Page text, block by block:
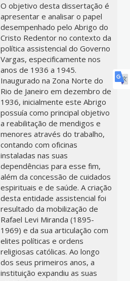
O objetivo desta dissertação é
apresentar e analisar o papel
desempenhado pelo Abrigo do
Cristo Redentor no contexto da
política assistencial do Governo
Vargas, especificamente nos
anos de 1936 a 1945.
Inaugurado na Zona Norte do
Rio de Janeiro em dezembro de
1936, inicialmente este Abrigo
possuía como principal objetivo
a reabilitação de mendigos e
menores através do trabalho,
contando com oficinas
instaladas nas suas
dependências para esse fim,
além da concessão de cuidados
espirituais e de saúde. A criação
desta entidade assistencial foi
resultado da mobilização de
Rafael Levi Miranda (1895-
1969) e da sua articulação com
elites políticas e ordens
religiosas católicas. Ao longo
dos seus primeiros anos, a
instituição expandiu as suas